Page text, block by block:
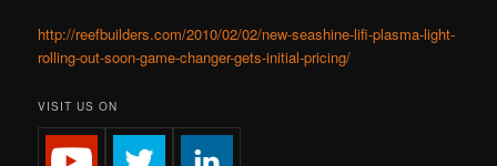
http://reefbuilders.com/2010/02/02/new-seashine-lifi-plasma-light-
rolling-out-soon-game-changer-gets-initial-pricing/
VISIT US ON